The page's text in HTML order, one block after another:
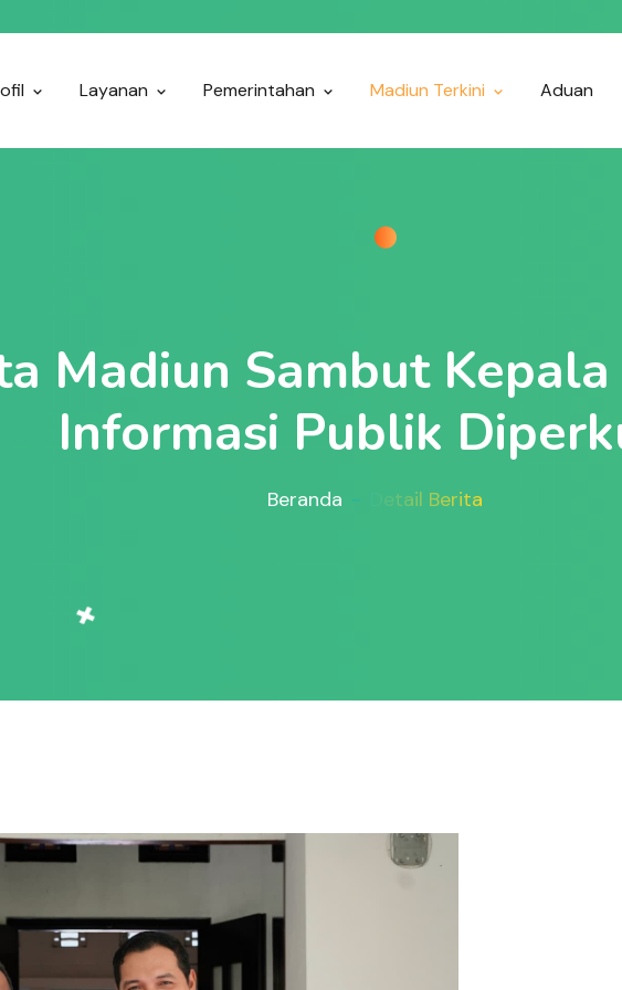
Layanan Pemerintahan Madiun Terkini Aduan
Madiun Sambut Kepala
Informasi Publik
Beranda Detail Berita